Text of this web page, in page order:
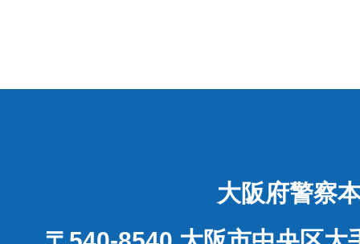
大阪府警察